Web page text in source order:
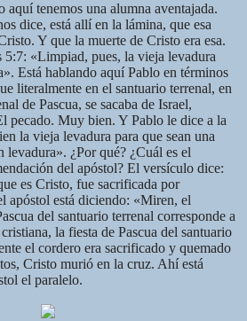
aquí tenemos una alumna aventajada.
dice, está allí en la lámina, que esa
Y que la muerte de Cristo era esa.
«Limpiad, pues, la vieja levadura
Está hablando aquí Pablo en términos
literalmente en el santuario terrenal, en
de Pascua, se sacaba de Israel,
pecado. Muy bien. Y Pablo le dice a la
la vieja levadura para que sean una
levadura». ¿Por qué? ¿Cuál es el
del apóstol? El versículo dice:
es Cristo, fue sacrificada por
apóstol está diciendo: «Miren, el
del santuario terrenal corresponde a
la fiesta de Pascua del santuario
el cordero era sacrificado y quemado
Cristo murió en la cruz. Ahí está
el paralelo.